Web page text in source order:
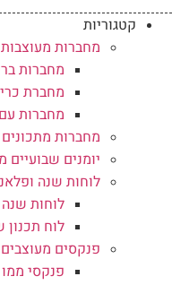
קטגוריות
מחברות
מחברות
מחברת
מחברות
מחברות מתכונים
יומנים שבועיים
לוחות שנה
לוחות שנה
לוח תכנון
פנקסים מעוצבים
פנקסי